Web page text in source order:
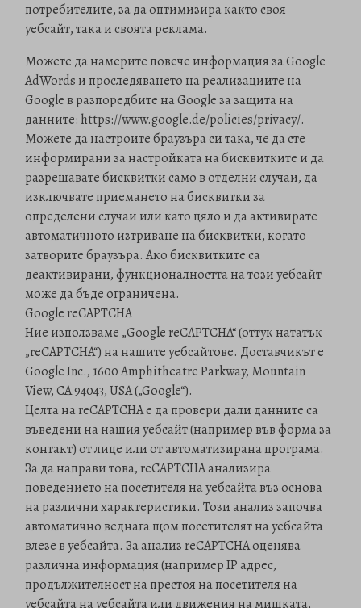
потребителите, за да оптимизира както своя
уебсайт, така и своята реклама.
Можете да намерите повече информация за Google
AdWords и проследяването на реализациите на
Google в разпоредбите на Google за защита на
данните: https://www.google.de/policies/privacy/.
Можете да настроите браузъра си така, че да сте
информирани за настройката на бисквитките и да
разрешавате бисквитки само в отделни случаи, да
изключвате приемането на бисквитки за
определени случаи или като цяло и да активирате
автоматичното изтриване на бисквитки, когато
затворите браузъра. Ако бисквитките са
деактивирани, функционалността на този уебсайт
може да бъде ограничена.
Google reCAPTCHA
Ние използваме „Google reCAPTCHA“ (оттук нататък
„reCAPTCHA“) на нашите уебсайтове. Доставчикът е
Google Inc., 1600 Amphitheatre Parkway, Mountain
View, CA 94043, USA („Google“).
Целта на reCAPTCHA е да провери дали данните са
въведени на нашия уебсайт (например във форма за
контакт) от лице или от автоматизирана програма.
За да направи това, reCAPTCHA анализира
поведението на посетителя на уебсайта въз основа
на различни характеристики. Този анализ започва
автоматично веднага щом посетителят на уебсайта
влезе в уебсайта. За анализ reCAPTCHA оценява
различна информация (например IP адрес,
продължителност на престоя на посетителя на
уебсайта на уебсайта или движения на мишката,